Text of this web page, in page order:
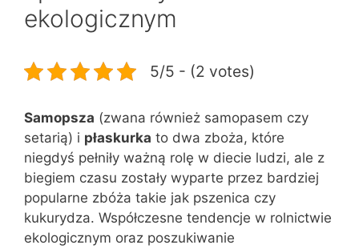
ekologicznym
5/5 - (2 votes)
Samopsza (zwana również samopasem czy
setarią) i płaskurka to dwa zboża, które
niegdyś pełniły ważną rolę w diecie ludzi, ale z
biegiem czasu zostały wyparte przez bardziej
popularne zbóża takie jak pszenica czy
kukurydza. Współczesne tendencje w rolnictwie
ekologicznym oraz poszukiwanie